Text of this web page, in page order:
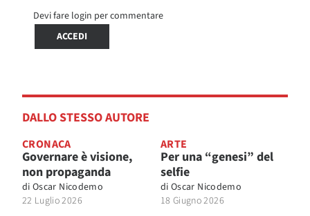
Devi fare login per commentare
ACCEDI
DALLO STESSO AUTORE
CRONACA
Governare è visione,
non propaganda
di Oscar Nicodemo
22 Luglio 2026
ARTE
Per una “genesi” del
selfie
di Oscar Nicodemo
18 Giugno 2026